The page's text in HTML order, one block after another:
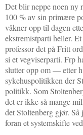
Det blir neppe noen ny
100 % av sin primære
våkner opp til dagen
ekstremistparti heller.
professor det på Fritt
si et vegviserparti. Frp
slutter opp om — etter
sykehuspolitikken der
politikk. Som
det er ikke så mange
det Stoltenberg gjør. Så
foran et systemskifte